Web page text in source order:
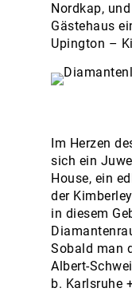
Nordkap,
Gästehaus
Upington –
Im Herzen
sich ein
House, ein
der
in diesem
Sobald man
Albert-
b. Karlsruhe